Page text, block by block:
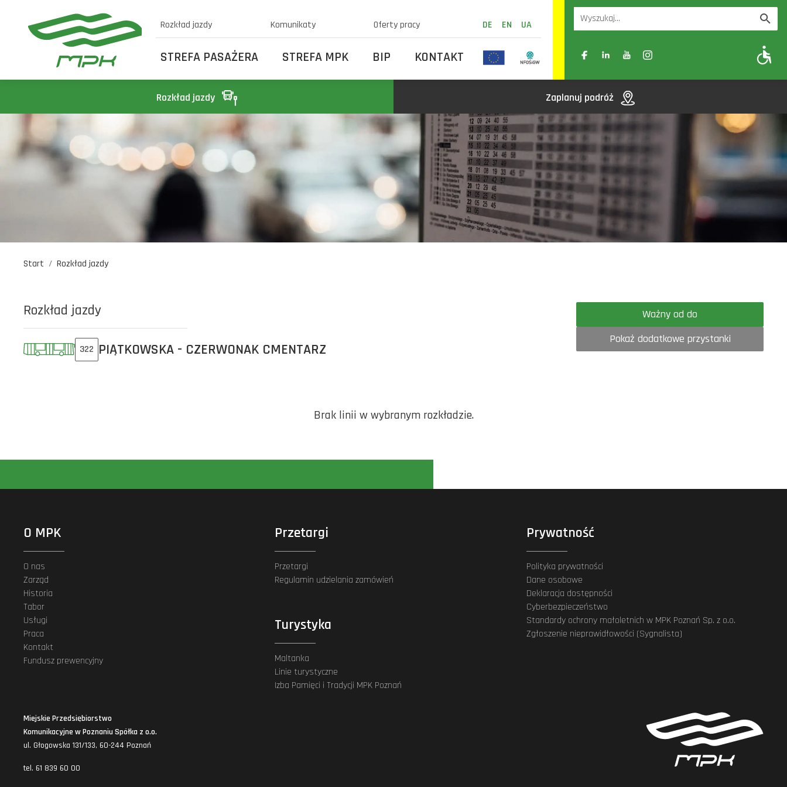
Rozkład jazdy Komunikaty Oferty pracy DE EN UA
STREFA PASAŻERA STREFA MPK BIP KONTAKT A- A A+
Rozkład jazdy Zaplanuj podróż
Start Rozkład jazdy
Rozkład jazdy
322 PIĄTKOWSKA - CZERWONAK CMENTARZ
Ważny od do
Pokaż dodatkowe przystanki
Brak linii w wybranym rozkładzie.
O MPK
O nas
Zarząd
Historia
Tabor
Usługi
Praca
Kontakt
Fundusz prewencyjny
Przetargi
Przetargi
Regulamin udzielania zamówień
Turystyka
Maltanka
Linie turystyczne
Izba Pamięci i Tradycji MPK Poznań
Prywatność
Polityka prywatności
Dane osobowe
Deklaracja dostępności
Cyberbezpieczeństwo
Standardy ochrony małoletnich w MPK Poznań Sp. z o.o.
Zgłoszenie nieprawidłowości (Sygnalista)
Miejskie Przedsiębiorstwo
Komunikacyjne w Poznaniu Spółka z o.o.
ul. Głogowska 131/133, 60-244 Poznań
tel. 61 839 60 00